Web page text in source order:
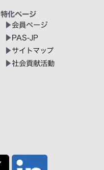
特化ページ
会員ページ
PAS-JP
サイトマップ
社会貢献活動